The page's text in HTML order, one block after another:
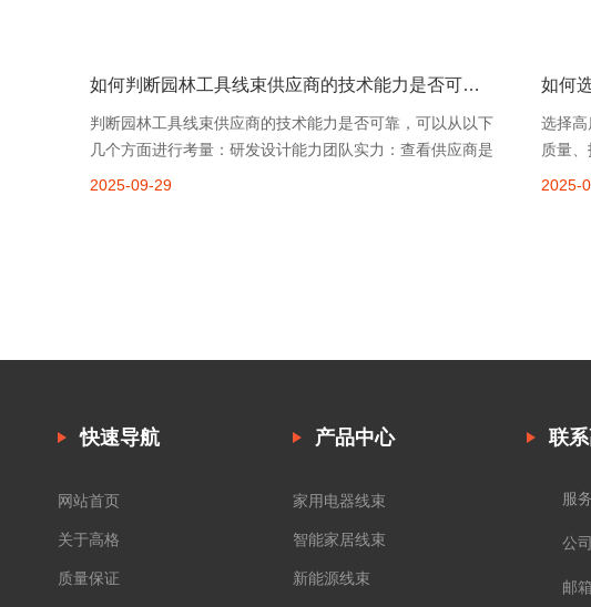
如何判断园林工具线束供应商的技术能力是否可靠？
判断园林工具线束供应商的技术能力是否可靠，可以从以下
几个方面进行考量：研发设计能力团队实力：查看供应商是
否有专业的研发团队，团队成员的专业背景和行业经验是否
2025-09-29
如何
选择
质量
是具
2025-
快速导航
网站首页
关于高格
质量保证
产品中心
家用电器线束
智能家居线束
新能源线束
联
服
公
邮